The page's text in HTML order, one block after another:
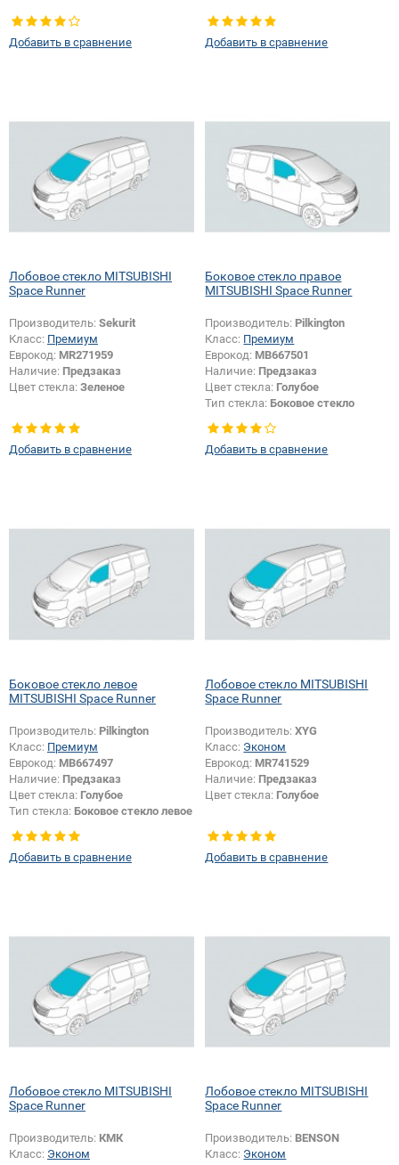
Добавить в сравнение Добавить в сравнение
Лобовое стекло MITSUBISHI
Space Runner
Производитель: Sekurit
Класс: Премиум
Еврокод: MR271959
Наличие: Предзаказ
Цвет стекла: Зеленое
Добавить в сравнение
Боковое стекло правое
MITSUBISHI Space Runner
Производитель: Pilkington
Класс: Премиум
Еврокод: MB667501
Наличие: Предзаказ
Цвет стекла: Голубое
Тип стекла: Боковое стекло
правое
Добавить в сравнение
Боковое стекло левое
MITSUBISHI Space Runner
Производитель: Pilkington
Класс: Премиум
Еврокод: MB667497
Наличие: Предзаказ
Цвет стекла: Голубое
Тип стекла: Боковое стекло левое
Добавить в сравнение
Лобовое стекло MITSUBISHI
Space Runner
Производитель:XYG
Класс: Эконом
Еврокод: MR741529
Наличие: Предзаказ
Цвет стекла: Голубое
Добавить в сравнение
Лобовое стекло MITSUBISHI
Space Runner
Производитель: КМК
Класс: Эконом
Лобовое стекло MITSUBISHI
Space Runner
Производитель: BENSON
Класс: Эконом